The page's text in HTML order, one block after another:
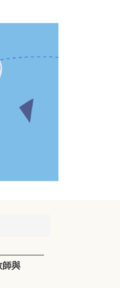
師與